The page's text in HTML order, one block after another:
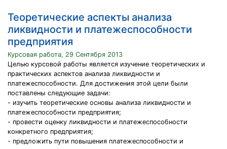
Теоретические аспекты анализа
ликвидности и платежеспособности
предприятия
Курсовая работа, 29 Сентября 2013
Целью курсовой работы является изучение теоретических и
практических аспектов анализа ликвидности и
платежеспособности. Для достижения этой цели были
поставлены следующие задачи:
- изучить теоретические основы анализа ликвидности и
платежеспособности предприятия;
- провести оценку ликвидности и платежеспособности
конкретного предприятия;
- предложить пути повышения платежеспособности и